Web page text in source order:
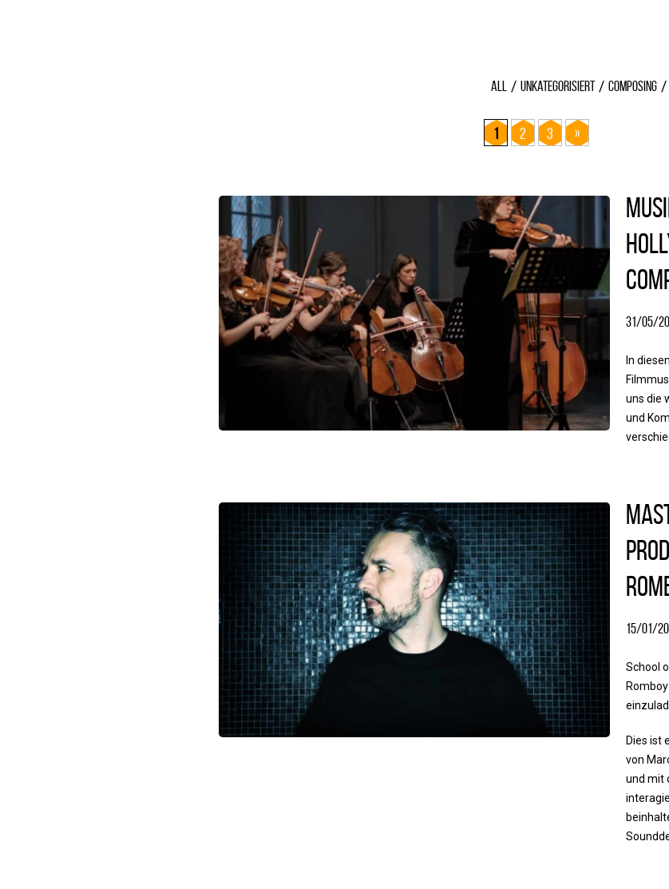
All Unkategorisiert Composing
1 2 3 »
31/05/
In
uns die
und
15/01/
School
Dies ist
von
und mit